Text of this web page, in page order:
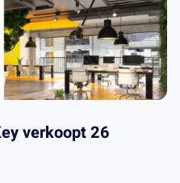
verkoopt 26